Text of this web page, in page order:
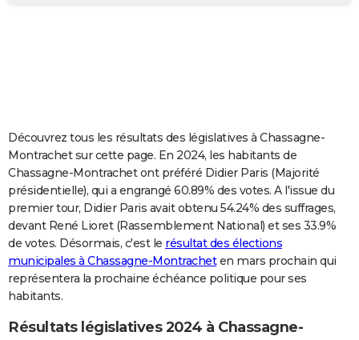
Carte de Noël
Carte Bonne année
Carte Saint-Valentin
Carte Pâques
Carte d'anniversaire
DICTIONNAIRE
Dictionnaire
Biographies
Citations
Expressions
Proverbes
PROGRAMME TV
COPAINS D'AVANT
S'inscrire
Se connecter
Lycées
Collèges
Primaires
Universités
Entreprises
Service militaire
Avis de recherche
AVIS DE DÉCÈS
FORUM
Découvrez tous les résultats des législatives à Chassagne-
Montrachet sur cette page. En 2024, les habitants de
Chassagne-Montrachet ont préféré Didier Paris (Majorité
présidentielle), qui a engrangé 60.89% des votes. A l'issue du
premier tour, Didier Paris avait obtenu 54.24% des suffrages,
devant René Lioret (Rassemblement National) et ses 33.9%
de votes. Désormais, c'est le résultat des élections
municipales à Chassagne-Montracheten mars prochain qui
représentera la prochaine échéance politique pour ses
habitants.
Résultats législatives 2024 à Chassagne-